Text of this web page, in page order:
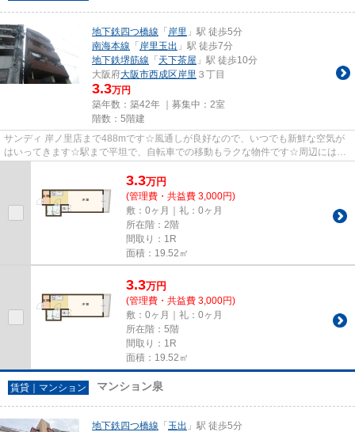
地下鉄四つ橋線 「 岸里 」駅 徒歩5分
南海本線 「 岸里玉出 」駅 徒歩7分
地下鉄堺筋線 「 天下茶屋 」駅 徒歩10分
大阪府大阪市西成区岸里 ３丁目
3.3万円
築年数：築42年 ｜募集中： 2室
階数：5階建
サンディ 岸ノ里店まで488mです☆風通しが良好なので、いつでも新鮮な空気が
はいってきます☆駅まで平坦で、自転車での移動もラクな物件です☆周辺には、
3.3万円
(管理費・共益費 3,000円)
敷：0ヶ月｜礼：0ヶ月
所在階：2階
間取り：1R
面積：19.52㎡
3.3万円
(管理費・共益費 3,000円)
敷：0ヶ月｜礼：0ヶ月
所在階：5階
間取り：1R
面積：19.52㎡
賃貸｜マンション マンション泉
地下鉄四つ橋線 「 玉出 」駅 徒歩5分